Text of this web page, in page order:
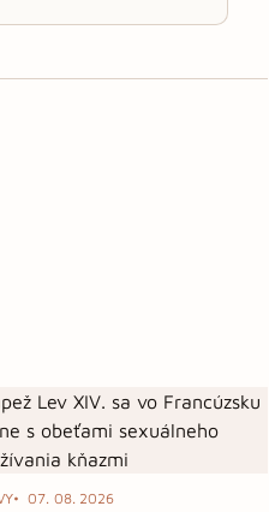
07. 08. 2026